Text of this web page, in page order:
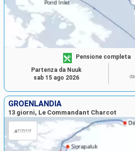
Pensione completa
da
Partenza da Nuuk
sab 15 ago 2026
GROENLANDIA
13 giorni, Le Commandant Charcot